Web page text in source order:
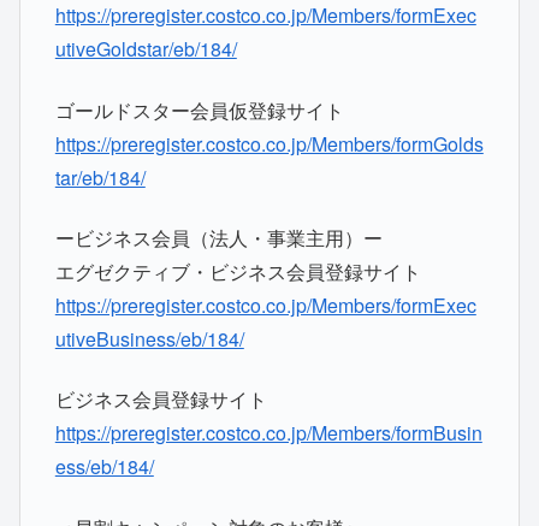
https://preregister.costco.co.jp/Members/formExec
utiveGoldstar/eb/184/
ゴールドスター会員仮登録サイト
https://preregister.costco.co.jp/Members/formGolds
tar/eb/184/
ービジネス会員（法人・事業主用）ー
エグゼクティブ・ビジネス会員登録サイト
https://preregister.costco.co.jp/Members/formExec
utiveBusiness/eb/184/
ビジネス会員登録サイト
https://preregister.costco.co.jp/Members/formBusin
ess/eb/184/